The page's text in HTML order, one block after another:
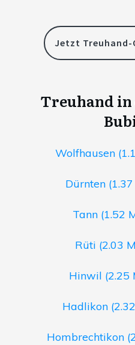
Jetzt
Treuhand in
Wolfhausen
Dürnten
Tann (1.52
Rüti (2.03
Hinwil (2.25
Hadlikon
Hombrechtikon